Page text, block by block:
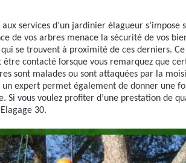
aux services d’un jardinier élagueur s’impose
de vos arbres menace la sécurité de vos
qui se trouvent à proximité de ces derniers.
être contacté lorsque vous remarquez que
sont malades ou sont attaquées par la
un expert permet également de donner une
Si vous voulez profiter d’une prestation de
30.